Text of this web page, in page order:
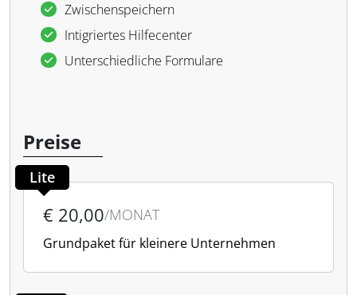
Zwischenspeichern
Intigriertes Hilfecenter
Unterschiedliche Formulare
Preise
Lite
€ 20,00/MONAT
Grundpaket für kleinere Unternehmen